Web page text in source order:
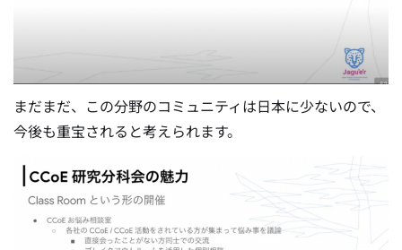
まだまだ、この分野のコミュニティは日本に少ないので、
今後も重宝されると考えられます。